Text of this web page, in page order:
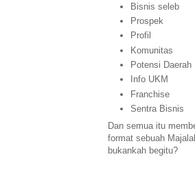
Bisnis seleb
Prospek
Profil
Komunitas
Potensi Daerah
Info UKM
Franchise
Sentra Bisnis
Dan semua itu
format sebuah
bukankah begitu?